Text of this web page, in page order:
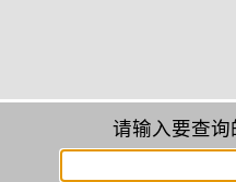
请输入要查